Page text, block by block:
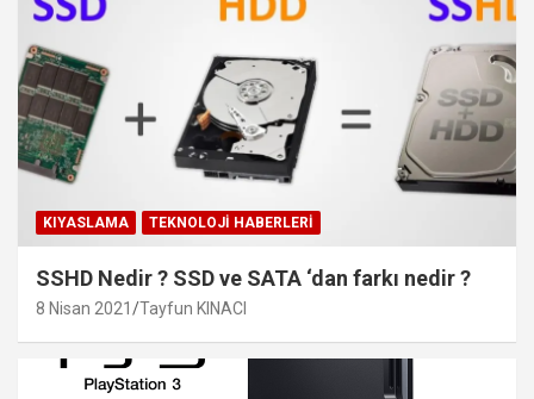
KIYASLAMA TEKNOLOJI HABERLERI
SSHD Nedir ? SSD ve SATA ‘dan farkı nedir ?
8 Nisan 2021 Tayfun KINACI